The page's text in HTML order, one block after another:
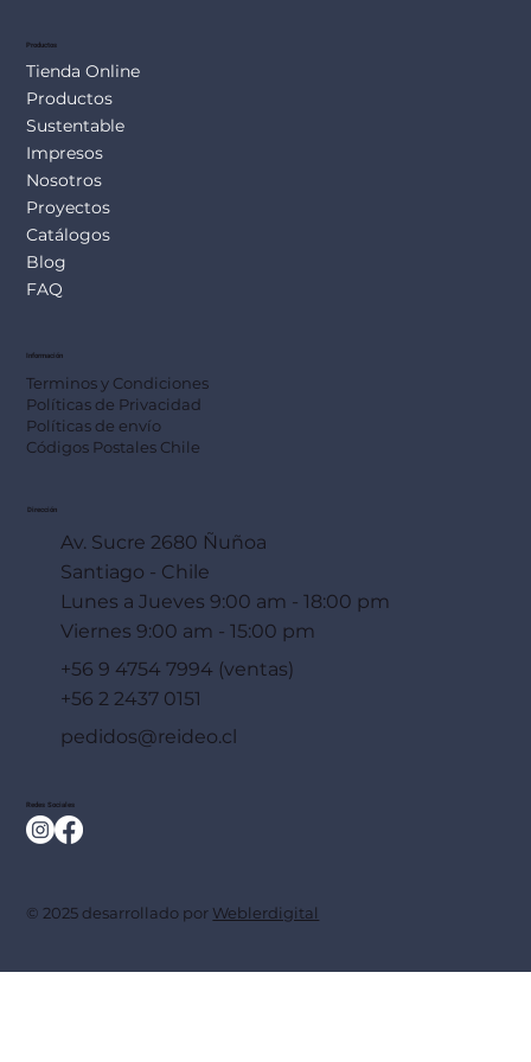
Productos
Tienda Online
Productos
Sustentable
Impresos
Nosotros
Proyectos
Catálogos
Blog
FAQ
Información
Terminos y Condiciones
Políticas de Privacidad
Políticas de envío
Códigos Postales Chile
Dirección
Av. Sucre 2680 Ñuñoa
Santiago - Chile
Lunes a Jueves 9:00 am - 18:00 pm
Viernes 9:00 am - 15:00 pm
+56 9 4754 7994 (ventas)
+56 2 2437 0151
pedidos@reideo.cl
Redes Sociales
© 2025 desarrollado por Weblerdigital